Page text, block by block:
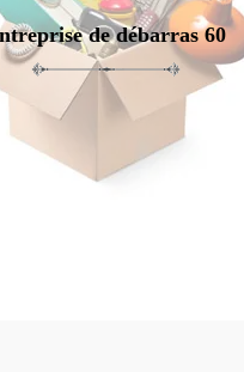
de débarras 60